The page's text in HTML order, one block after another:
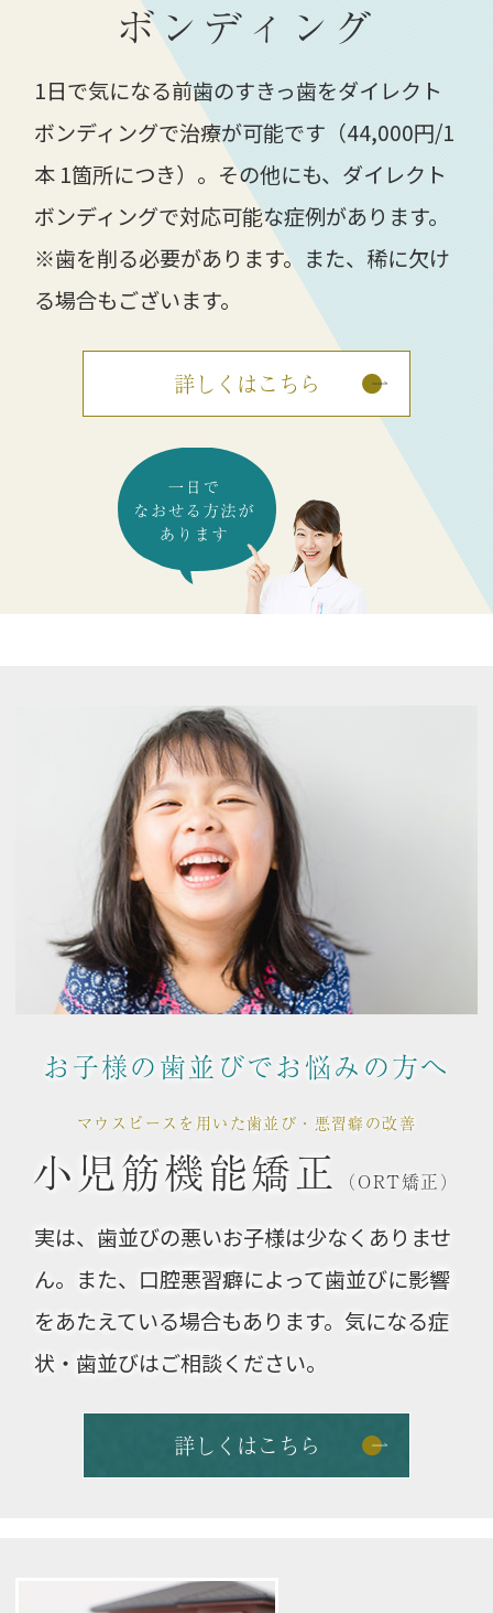
ボンディング
1日で気になる前歯のすきっ歯をダイレクト
ボンディングで治療が可能です（44,000円/1
本 1箇所につき）。その他にも、ダイレクト
ボンディングで対応可能な症例があります。
※歯を削る必要があります。また、稀に欠け
る場合もございます。
詳しくはこちら
お子様の歯並びでお悩みの方へ
マウスピースを用いた歯並び・悪習癖の改善
小児筋機能矯正 （ORT矯正）
実は、歯並びの悪いお子様は少なくありませ
ん。また、口腔悪習癖によって歯並びに影響
をあたえている場合もあります。気になる症
状・歯並びはご相談ください。
詳しくはこちら